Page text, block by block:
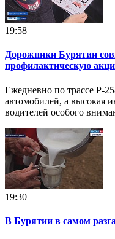
19:58
Дорожники Бурятии
профилактическую
Ежедневно по трассе Р-
автомобилей, а высокая
водителей особого
19:30
В Бурятии в самом